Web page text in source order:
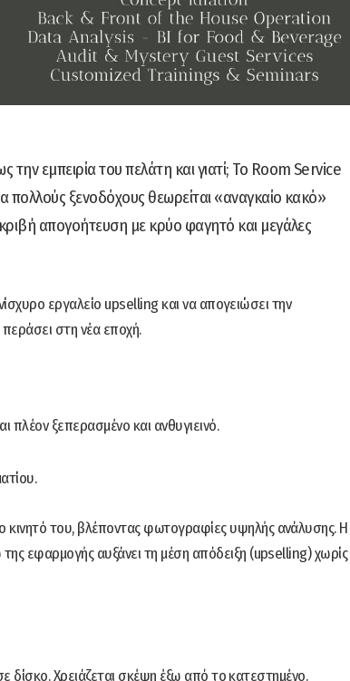
την εμπειρία του πελάτη και γιατί; Το Room Service
πολλούς ξενοδόχους θεωρείται «αναγκαίο κακό»
απογοήτευση με κρύο φαγητό και μεγάλες
εργαλείο upselling και να απογειώσει την
στη νέα εποχή.
ξεπερασμένο και ανθυγιεινό.
του, βλέποντας φωτογραφίες υψηλής ανάλυσης. Η
εφαρμογής αυξάνει τη μέση απόδειξη (upselling) χωρίς
δίσκο. Χρειάζεται σκέψη έξω από το κατεστημένο.